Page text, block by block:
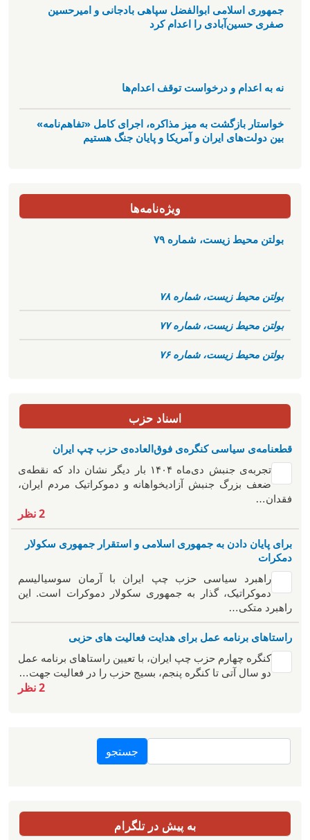
جمهوری اسلامی ابوالفضل سپاهی بادجانی و امیرحسین
صفری حسین‌آبادی را اعدام کرد
نه به اعدام و درخواست توقف اعدام‌ها
خواستار بازگشت به میز مذاکره، اجرای کامل «تفاهم‌نامه»
بین دولت‌های ایران و آمریکا و پایان جنگ هستیم
ویژه‌نامه‌ها
بولتن محیط زیست، شماره ۷۹
بولتن محیط زیست، شماره ۷۸
بولتن محیط زیست، شماره ۷۷
بولتن محیط زیست، شماره ۷۶
اسناد حزب
قطعنامه‌ی سیاسی کنگره‌ی فوق‌العاده‌ی حزب چپ ایران
تجربه‌ی جنبش دی‌ماه ۱۴۰۴ بار دیگر نشان داد که نقطه‌ی
ضعف بزرگ جنبش آزادیخواهانه و دموکراتیک مردم ایران،
فقدان…
برای پایان دادن به جمهوری اسلامی و استقرار جمهوری سکولار
دمکرات
راهبرد سياسی حزب چپ ایران با آرمان سوسیالیسم
دموکراتیک، گذار به جمهوری سکولار دموکرات است. این
راهبرد متکی…
راستاهای برنامه عمل برای هدایت فعالیت های حزبی
کنگره چهارم حزب چپ ایران، با تعیین راستاهای برنامه عمل
دو سال آتی تا کنگره پنجم، بسیج حزب را در فعالیت جهت…
جستجو
به پیش در تلگرام